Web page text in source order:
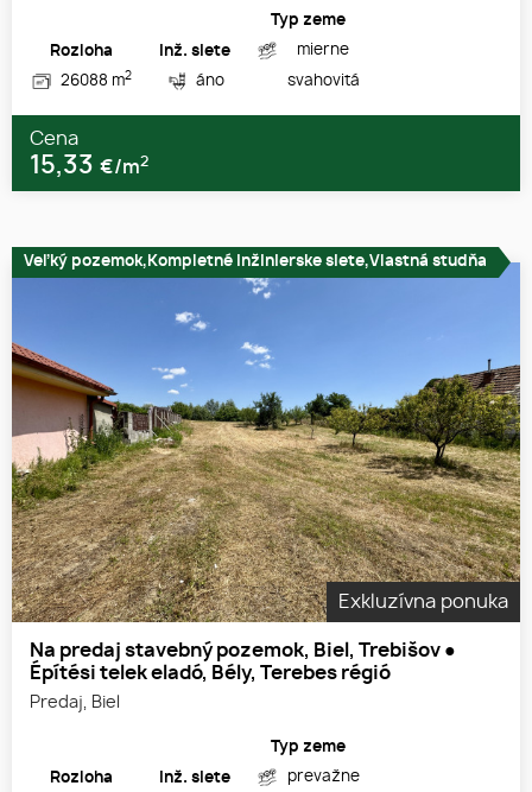
Rozloha
26088 m2
Inž. siete
áno
Typ zeme
mierne
svahovitá
Cena
15,33 €/m2
Exkluzívna ponuka
Na predaj stavebný pozemok, Biel, Trebišov ●
Építési telek eladó, Bély, Terebes régió
Predaj, Biel
Rozloha
Inž. siete
Typ zeme
prevažne
Veľký pozemok,Kompletné inžinierske siete,Vlastná studňa